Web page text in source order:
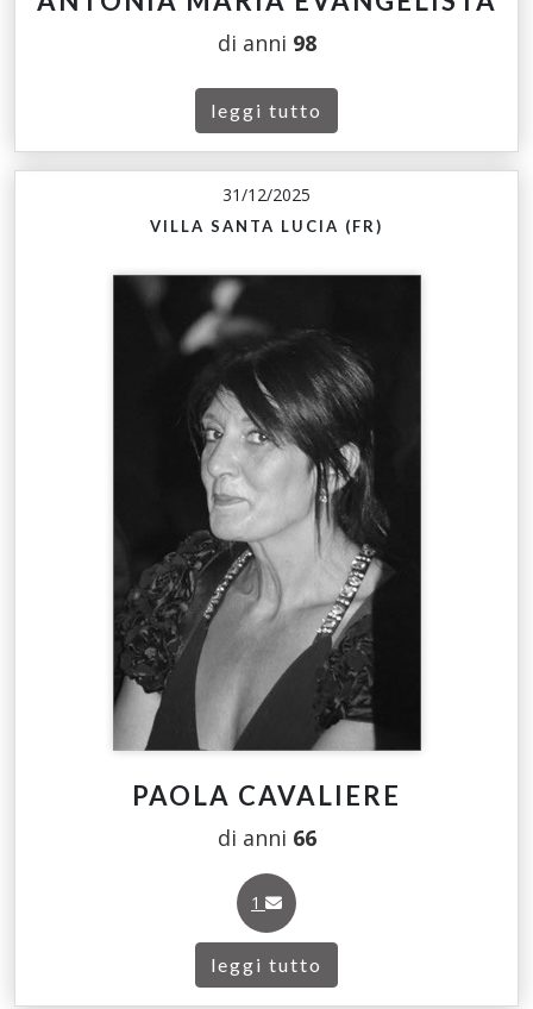
di anni 98
leggi tutto
31/12/2025
VILLA SANTA LUCIA (FR)
PAOLA CAVALIERE
di anni 66
1
leggi tutto